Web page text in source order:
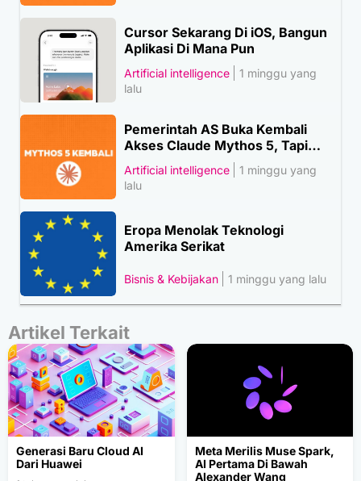
Cursor Sekarang Di iOS, Bangun
Aplikasi Di Mana Pun
Artificial intelligence
1 minggu yang
lalu
Pemerintah AS Buka Kembali
Akses Claude Mythos 5, Tapi…
Artificial intelligence
1 minggu yang
lalu
Eropa Menolak Teknologi
Amerika Serikat
Bisnis & Kebijakan 1 minggu yang lalu
Artikel Terkait
Generasi Baru Cloud AI
Dari Huawei
Meta Merilis Muse Spark,
AI Pertama Di Bawah
Alexander Wang